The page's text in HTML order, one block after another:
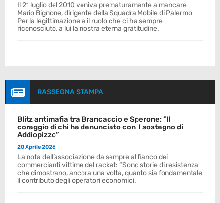
Il 21 luglio del 2010 veniva prematuramente a mancare
Mario Bignone, dirigente della Squadra Mobile di Palermo.
Per la legittimazione e il ruolo che ci ha sempre
riconosciuto, a lui la nostra eterna gratitudine.
 RASSEGNA STAMPA
Blitz antimafia tra Brancaccio e Sperone: “Il
coraggio di chi ha denunciato con il sostegno di
Addiopizzo”
20 Aprile 2026
La nota dell’associazione da sempre al fianco dei
commercianti vittime del racket: “Sono storie di resistenza
che dimostrano, ancora una volta, quanto sia fondamentale
il contributo degli operatori economici.